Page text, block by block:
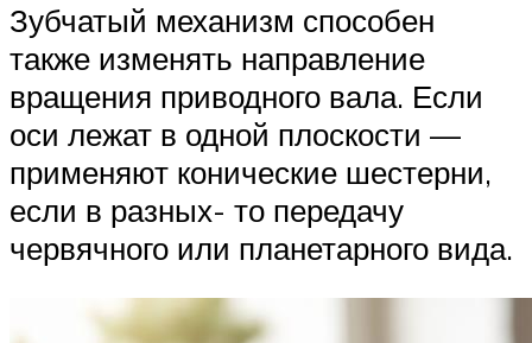
Зубчатый механизм способен
также изменять направление
вращения приводного вала. Если
оси лежат в одной плоскости —
применяют конические шестерни,
если в разных- то передачу
червячного или планетарного вида.